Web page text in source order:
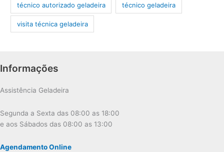
técnico autorizado geladeira técnico geladeira
visita técnica geladeira
Informações
Assistência Geladeira
Segunda a Sexta das 08:00 as 18:00
e aos Sábados das 08:00 as 13:00
Agendamento Online